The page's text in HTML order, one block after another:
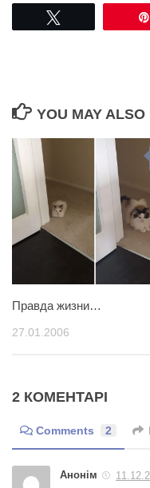
YOU MAY ALSO
Правда жизни…
27.01.2006
2 КОМЕНТАРІ
Comments 2
Анонім